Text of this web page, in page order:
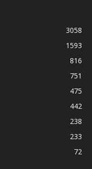
3058
1593
816
751
475
442
238
233
72